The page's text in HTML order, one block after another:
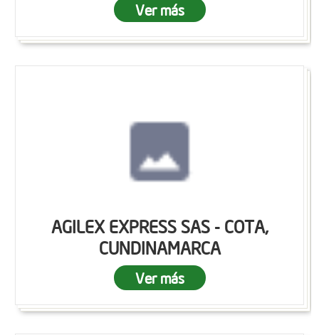
Ver más
AGILEX EXPRESS SAS - COTA,
CUNDINAMARCA
Ver más